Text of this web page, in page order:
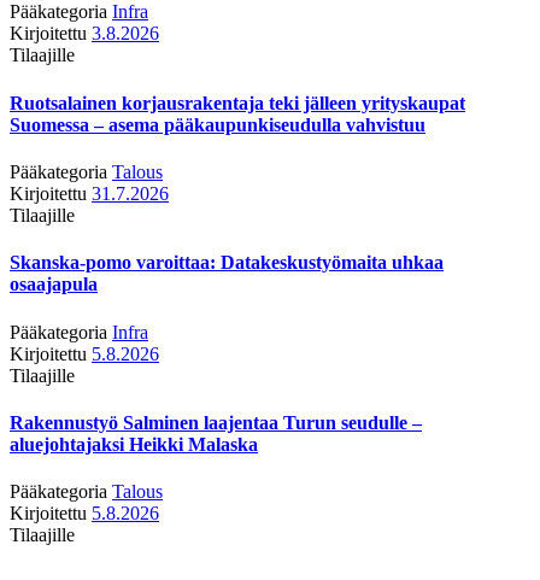
Pääkategoria Infra
Kirjoitettu 3.8.2026
Tilaajille
Ruotsalainen korjausrakentaja teki jälleen yrityskaupat
Suomessa – asema pääkaupunkiseudulla vahvistuu
Pääkategoria Talous
Kirjoitettu 31.7.2026
Tilaajille
Skanska-pomo varoittaa: Datakeskustyömaita uhkaa
osaajapula
Pääkategoria Infra
Kirjoitettu 5.8.2026
Tilaajille
Rakennustyö Salminen laajentaa Turun seudulle –
aluejohtajaksi Heikki Malaska
Pääkategoria Talous
Kirjoitettu 5.8.2026
Tilaajille